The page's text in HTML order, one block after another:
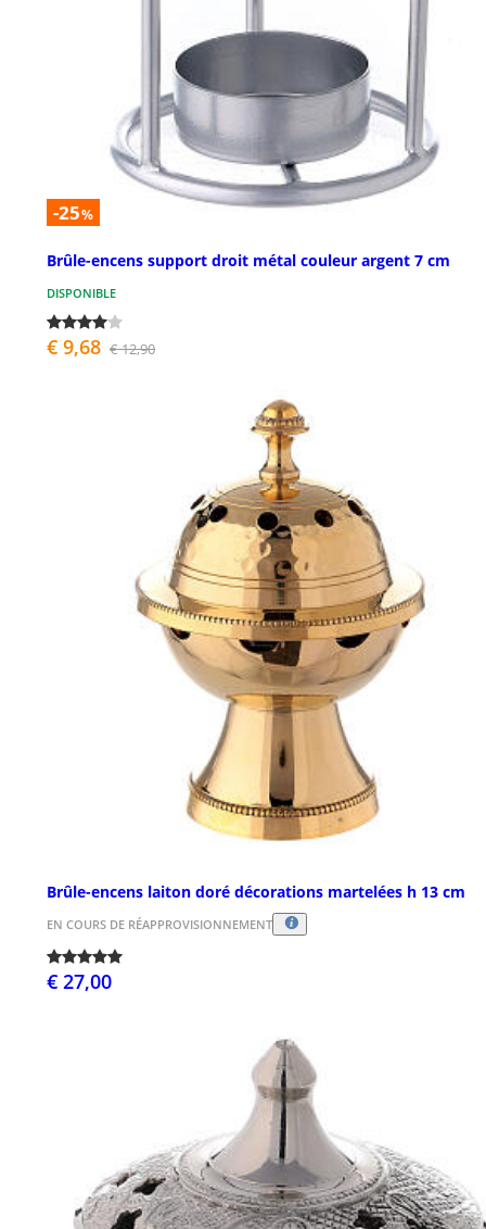
-25%
Brûle-encens support droit métal couleur argent 7 cm
DISPONIBLE
€ 9,68 € 12,90
Brûle-encens laiton doré décorations martelées h 13 cm
EN COURS DE RÉAPPROVISIONNEMENT
€ 27,00